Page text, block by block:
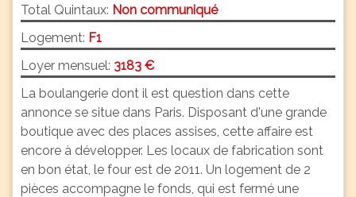
Total Quintaux: Non communiqué
Logement: F1
Loyer mensuel: 3183 €
La boulangerie dont il est question dans cette
annonce se situe dans Paris. Disposant d'une grande
boutique avec des places assises, cette affaire est
encore à développer. Les locaux de fabrication sont
en bon état, le four est de 2011. Un logement de 2
pièces accompagne le fonds, qui est fermé une